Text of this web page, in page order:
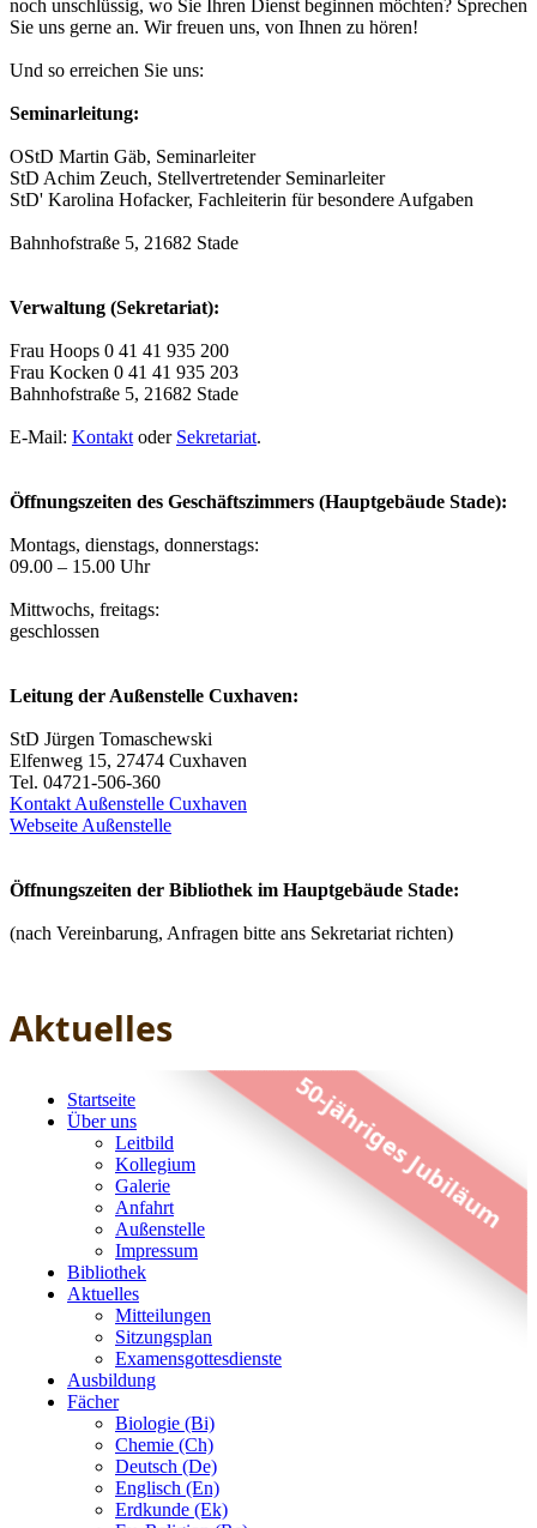
noch unschlüssig, wo Sie Ihren Dienst beginnen möchten? Sprechen
Sie uns gerne an. Wir freuen uns, von Ihnen zu hören!
Und so erreichen Sie uns:
Seminarleitung:
OStD Martin Gäb, Seminarleiter
StD Achim Zeuch, Stellvertretender Seminarleiter
StD' Karolina Hofacker, Fachleiterin für besondere Aufgaben
Bahnhofstraße 5, 21682 Stade
Verwaltung (Sekretariat):
Frau Hoops 0 41 41 935 200
Frau Kocken 0 41 41 935 203
Bahnhofstraße 5, 21682 Stade
E-Mail: Kontaktoder Sekretariat.
Öffnungszeiten des Geschäftszimmers (Hauptgebäude Stade):
Montags, dienstags, donnerstags:
09.00 – 15.00 Uhr
Mittwochs, freitags:
geschlossen
Leitung der Außenstelle Cuxhaven:
StD Jürgen Tomaschewski
Elfenweg 15, 27474 Cuxhaven
Tel. 04721-506-360
Kontakt Außenstelle Cuxhaven
Webseite Außenstelle
Öffnungszeiten der Bibliothek im Hauptgebäude Stade:
(nach Vereinbarung, Anfragen bitte ans Sekretariat richten)
Aktuelles